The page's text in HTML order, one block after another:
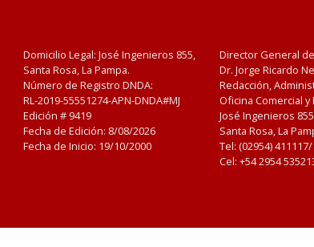
Domicilio Legal: José Ingenieros 855,
Santa Rosa, La Pampa.
Número de Registro DNDA:
RL-2019-55551274-APN-DNDA#MJ
Edición # 9419
Fecha de Edición: 8/08/2026
Fecha de Inicio: 19/10/2000
Director General
Dr. Jorge Ricardo
Redacción,
Oficina Comercial
José Ingenieros
Santa Rosa, La
Tel: (02954)
Cel: +54 2954